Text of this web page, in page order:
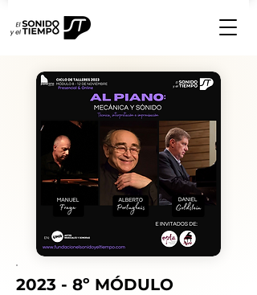
2023 - 8º MÓDULO